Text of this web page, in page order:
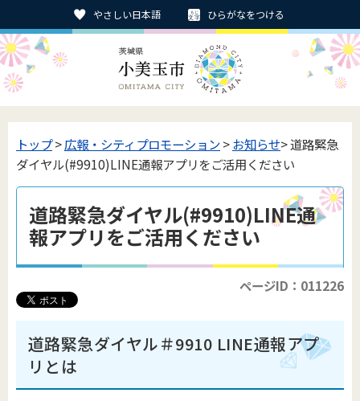
やさしい日本語 ひらがなをつける
トップ>広報・シティプロモーション>お知らせ> 道路緊急
ダイヤル(#9910)LINE通報アプリをご活用ください
道路緊急ダイヤル(#9910)LINE通
報アプリをご活用ください
ページID：011226
道路緊急ダイヤル＃9910 LINE通報アプ
リとは